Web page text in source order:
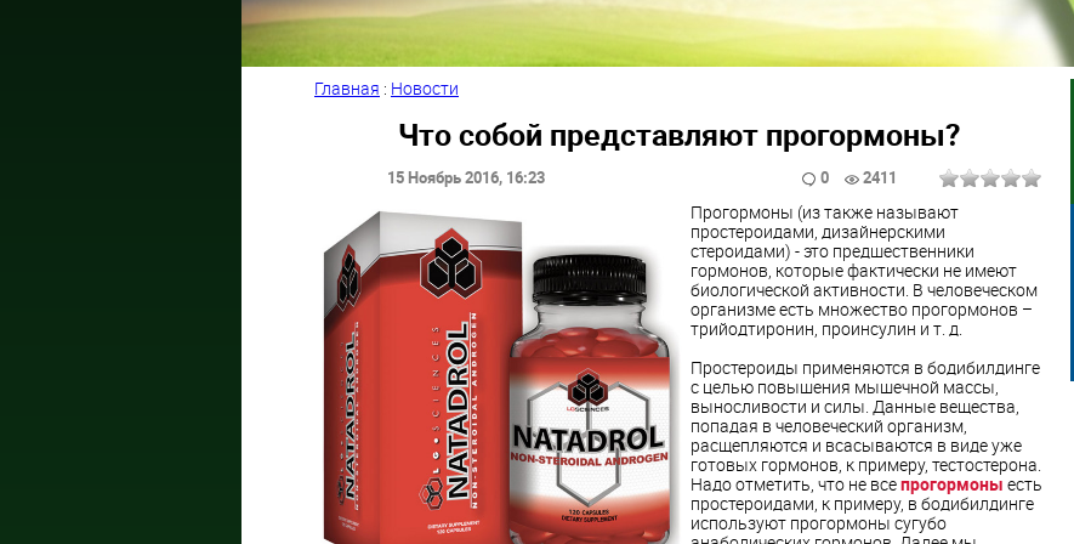
Главная : Новости
Что собой представляют прогормоны?
15 Ноябрь 2016, 16:23 0 2411
Прогормоны (из также называют
простероидами, дизайнерскими
стероидами) - это предшественники
гормонов, которые фактически не имеют
биологической активности. В человеческом
организме есть множество прогормонов –
трийодтиронин, проинсулин и т. д.
Простероиды применяются в бодибилдинге
с целью повышения мышечной массы,
выносливости и силы. Данные вещества,
попадая в человеческий организм,
расщепляются и всасываются в виде уже
готовых гормонов, к примеру, тестостерона.
Надо отметить, что не всепрогормоны есть
простероидами, к примеру, в бодибилдинге
используют прогормоны сугубо